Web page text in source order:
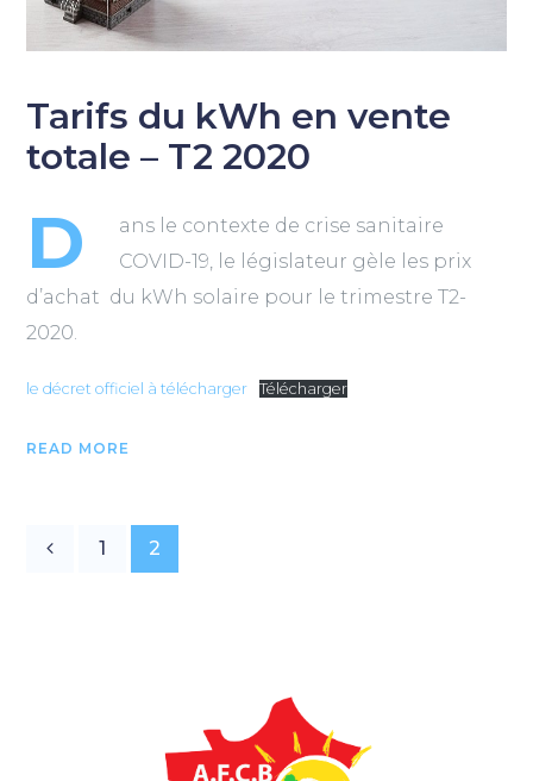
Tarifs du kWh en vente
totale – T2 2020
D
ans le contexte de crise sanitaire
COVID-19, le législateur gèle les prix
d’achat du kWh solaire pour le trimestre T2-
2020.
le décret officiel à télécharger Télécharger
READ MORE
1 2